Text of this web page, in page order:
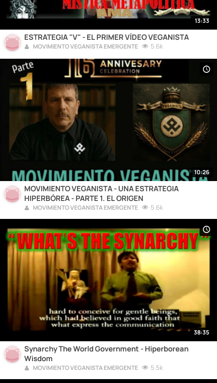
13:33
ESTRATEGIA "V" - EL PRIMER VÍDEO VEGANISTA
MOVIMIENTO VEGANISTA EMERGENTE 5.6k
10:26
MOVIMIENTO VEGANISTA - UNA ESTRATEGIA
HIPERBÓREA - PARTE 1. EL ORIGEN
MOVIMIENTO VEGANISTA EMERGENTE 5.6k
38:35
Synarchy The World Government - Hiperborean
Wisdom
MOVIMIENTO VEGANISTA EMERGENTE 5.5k